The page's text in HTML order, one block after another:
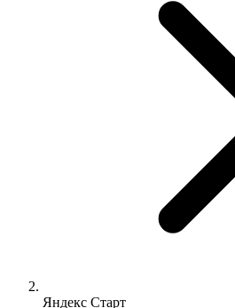
Яндекс Старт